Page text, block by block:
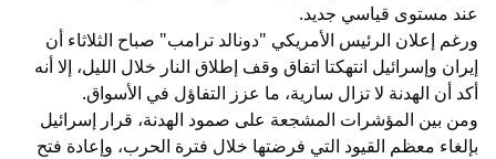
عند مستوى قياسي جديد.
ورغم إعلان الرئيس الأمريكي "دونالد ترامب" صباح الثلاثاء أن
إيران وإسرائيل انتهكتا اتفاق وقف إطلاق النار خلال الليل، إلا أنه
أكد أن الهدنة لا تزال سارية، ما عزز التفاؤل في الأسواق.
ومن بين المؤشرات المشجعة على صمود الهدنة، قرار إسرائيل
بإلغاء معظم القيود التي فرضتها خلال فترة الحرب، وإعادة فتح